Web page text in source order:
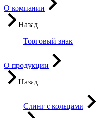
О компании
Назад
Торговый знак
О продукции
Назад
Слинг с кольцами